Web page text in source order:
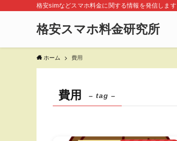
格安simなどスマホ料金に関する情報を発信します
格安スマホ料金研究所
ホーム 費用
費用 – tag –